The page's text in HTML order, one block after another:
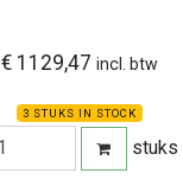
€ 1129,47 incl. btw
3 STUKS IN STOCK
stuks